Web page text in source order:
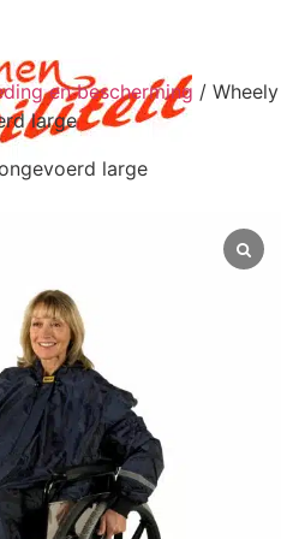
en bescherming / Wheely
large
large